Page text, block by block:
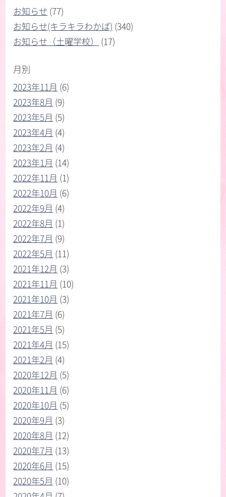
お知らせ (77)
お知らせ(キラキラわかば) (340)
お知らせ（土曜学校）
(17)
月別
2023年11月 (6)
2023年8月 (9)
2023年5月 (5)
2023年4月 (4)
2023年2月 (4)
2023年1月 (14)
2022年11月 (1)
2022年10月 (6)
2022年9月 (4)
2022年8月 (1)
2022年7月 (9)
2022年5月 (11)
2021年12月 (3)
2021年11月 (10)
2021年10月 (3)
2021年7月 (6)
2021年5月 (5)
2021年4月 (15)
2021年2月 (4)
2020年12月 (5)
2020年11月 (6)
2020年10月 (5)
2020年9月 (3)
2020年8月 (12)
2020年7月 (13)
2020年6月 (15)
2020年5月 (10)